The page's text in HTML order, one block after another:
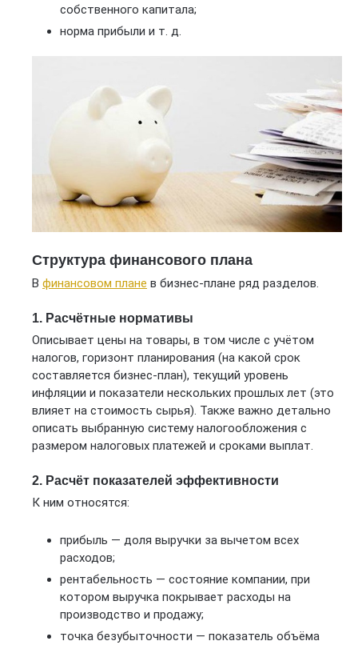
собственного капитала;
норма прибыли и т. д.
Структура финансового плана
В финансовом плане в бизнес-плане ряд разделов.
1. Расчётные нормативы
Описывает цены на товары, в том числе с учётом
налогов, горизонт планирования (на какой срок
составляется бизнес-план), текущий уровень
инфляции и показатели нескольких прошлых лет (это
влияет на стоимость сырья). Также важно детально
описать выбранную систему налогообложения с
размером налоговых платежей и сроками выплат.
2. Расчёт показателей эффективности
К ним относятся:
прибыль — доля выручки за вычетом всех
расходов;
рентабельность — состояние компании, при
котором выручка покрывает расходы на
производство и продажу;
точка безубыточности — показатель объёма